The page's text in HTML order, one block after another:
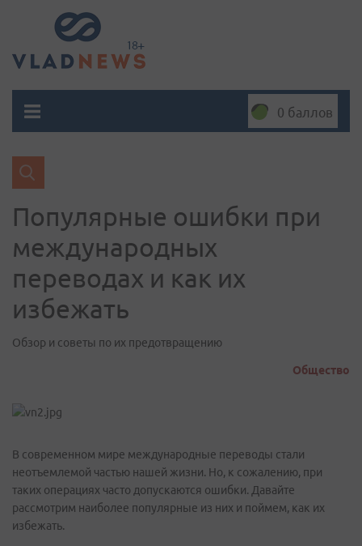
0 баллов
Популярные ошибки при
международных
переводах и как их
избежать
Обзор и советы по их предотвращению
Общество
В современном мире международные переводы стали
неотъемлемой частью нашей жизни. Но, к сожалению, при
таких операциях часто допускаются ошибки. Давайте
рассмотрим наиболее популярные из них и поймем, как их
избежать.